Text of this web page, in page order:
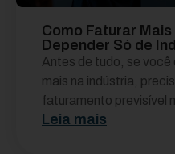
Como Faturar
Depender Só de
Antes de tudo, se
mais na indústria,
faturamento previsível
Leia mais